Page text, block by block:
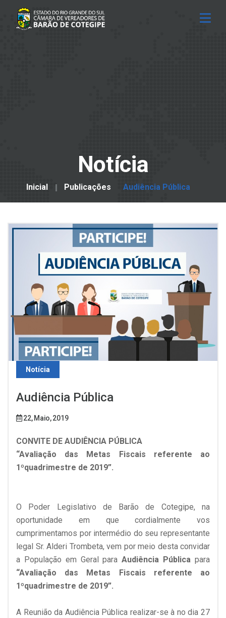
Notícia
Inicial Publicações Audiência Pública
Notícia
Audiência Pública
22, Maio, 2019
CONVITE DE AUDIÊNCIA PÚBLICA
“Avaliação das Metas Fiscais referente ao
1ºquadrimestre de 2019”.
O Poder Legislativo de Barão de Cotegipe, na
oportunidade em que cordialmente vos
cumprimentamos por intermédio do seu representante
legal Sr. Alderi Trombeta, vem por meio desta convidar
a População em Geral paraAudiência Pública para
“Avaliação das Metas Fiscais referente ao
1ºquadrimestre de 2019”.
A Reunião da Audiência Pública realizar-se à no dia 27